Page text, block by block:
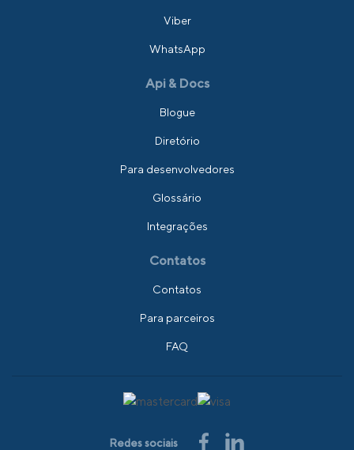
Viber
WhatsApp
Api & Docs
Blogue
Diretório
Para desenvolvedores
Glossário
Integrações
Contatos
Contatos
Para parceiros
FAQ
Redes sociais